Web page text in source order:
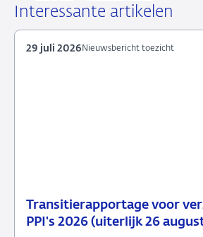
LinkedIn
X
Facebook
e-
Interessante artikelen
Transitierapportage voor
PPI's 2026 (uiterlijk 26
29
Nieuwsbericht
Nieuwsbericht toezicht
29 juli 2026